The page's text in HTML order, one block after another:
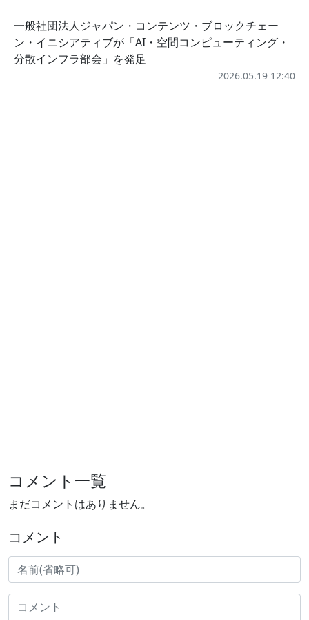
一般社団法人ジャパン・コンテンツ・ブロックチェー
ン・イニシアティブが「AI・空間コンピューティング・
分散インフラ部会」を発足
2026.05.19 12:40
コメント一覧
まだコメントはありません。
コメント